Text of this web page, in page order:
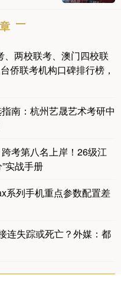
两校联考、澳门四校联
侨联考机构口碑排行榜，
南：杭州艺晟艺术考研中
考第八名上岸！26级江
实战手册
系列手机重点参数配置差
连失踪或死亡？外媒：都